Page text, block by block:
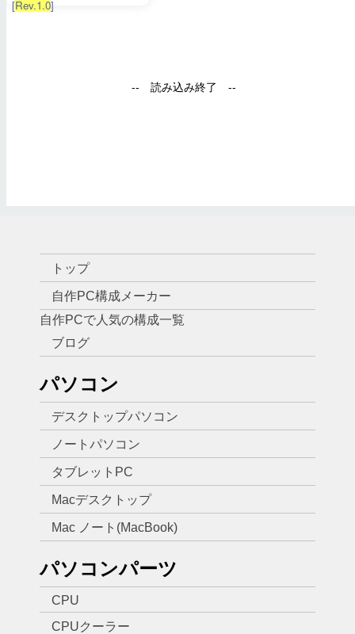
トップ
自作PC構成メーカー
自作PCで人気の構成一覧
ブログ
パソコン
デスクトップパソコン
ノートパソコン
タブレットPC
Macデスクトップ
Mac ノート(MacBook)
パソコンパーツ
CPU
CPUクーラー